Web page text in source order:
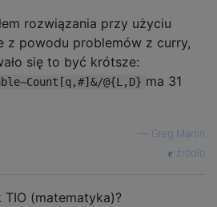
rozwiązania przy użyciu
z powodu problemów z curry,
się to być krótsze:
@{L,D} ma 31
Greg Martin
źródło
TIO (matematyka)?